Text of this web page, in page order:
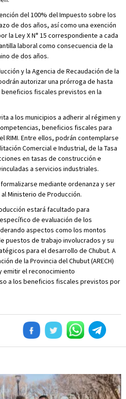
del 100% del Impuesto sobre los
de dos años, así como una exención
la Ley X N° 15 correspondiente a cada
laboral como consecuencia de la
de dos años.
y la Agencia de Recaudación de la
autorizar una prórroga de hasta
fiscales previstos en la
a los municipios a adherir al régimen y
beneficios fiscales para
RIMI. Entre ellos, podrán contemplarse
Comercial e Industrial, de la Tasa
en tasas de construcción e
a servicios industriales.
mediante ordenanza y ser
Ministerio de Producción.
estará facultado para
de evaluación de los
aspectos como los montos
puestos de trabajo involucrados y su
para el desarrollo de Chubut. A
de la Provincia del Chubut (ARECH)
emitir el reconocimiento
a los beneficios fiscales previstos por